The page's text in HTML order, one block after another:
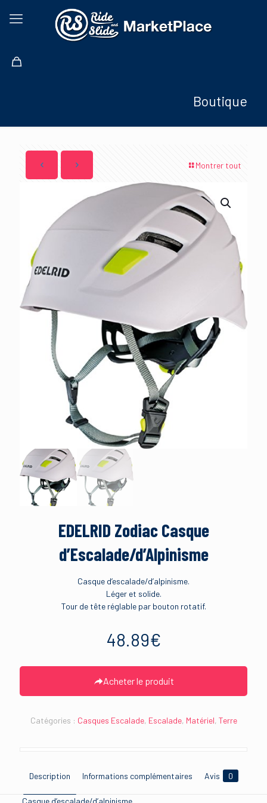
Boutique
Montrer tout
EDELRID Zodiac Casque
d’Escalade/d’Alpinisme
Casque d’escalade/d’alpinisme.
Léger et solide.
Tour de tête réglable par bouton rotatif.
48.89€
Acheter le produit
Catégories : Casques Escalade, Escalade, Matériel, Terre
Description Informations complémentaires Avis 0
Casque d’escalade/d’alpinisme.